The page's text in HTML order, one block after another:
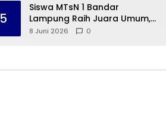
5
Siswa MTsN 1 Bandar
Lampung Raih Juara Umum,
Terima Apresiasi dari
8 Juni 2026 0